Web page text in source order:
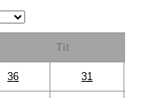
Tit
36 31